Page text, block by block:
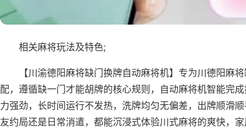
相关麻将玩法及特色;
【川渝德阳麻将缺门换牌自动麻将机】专为川德阳麻
配，遵循缺一门才能胡牌的核心规则，自动麻将机智能完
力强劲，长时间运行不发热，洗牌均匀无偏差，出牌顺滑
友约局还是日常消遣，都能沉浸式体验川式麻将的爽快，家